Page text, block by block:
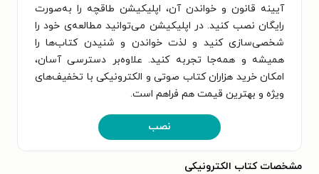
آیینه قانون و خواندن آن، اپلیکیشن طاقچه را به‌صورت
رایگان نصب کنید. در اپلیکیشن می‌توانید مطالعه‌ی خود را
شخصی‌سازی کنید و لذت خواندن و شنیدن کتاب‌ها را
همیشه و همه‌جا تجربه کنید. علاوه‌بر دسترسی آسان،
امکان خرید هزاران کتاب صوتی و الکترونیکی با تخفیف‌های
ویژه و بهترین قیمت هم فراهم است.
نصب
مشخصات کتاب الکترونیکی